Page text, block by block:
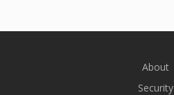
About
Security